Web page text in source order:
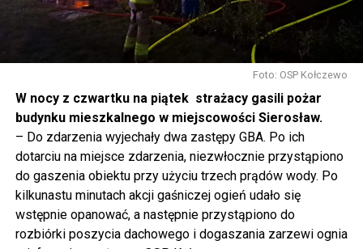
się tutaj nie kończy, Polska się tutaj zaczyna.
Gdyby nie determinacja rządu Prawa i Sprawiedliwości,
to tunel pod Świną do dzisiaj byłby w sferze
projektowania i dyskusji. Ważny tutaj był wkład
samorządu, ale to rząd PiS podjął w tej sprawie
najważniejsze decyzje. Powstał dzięki ogromnej
determinacji rządu najpierw Pani Premier Beaty Szydło,
a następnie Pana Premiera Mateusza Morawieckiego.
Chciałbym podziękować Panu Premierowi za to jak
osobiście pilnował powstania tej inwestycji. Cieszymy
się, że turyści również korzystają z tunelu, cieszymy się,
Foto: OSP Kołczewo
W nocy z czwartku na piątek strażacy gasili pożar
budynku mieszkalnego w miejscowości Sierosław.
– Do zdarzenia wyjechały dwa zastępy GBA. Po ich
dotarciu na miejsce zdarzenia, niezwłocznie przystąpiono
do gaszenia obiektu przy użyciu trzech prądów wody. Po
kilkunastu minutach akcji gaśniczej ogień udało się
wstępnie opanować, a następnie przystąpiono do
rozbiórki poszycia dachowego i dogaszania zarzewi ognia